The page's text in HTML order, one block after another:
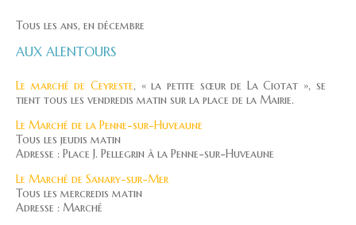
Tous les ans, en décembre
AUX ALENTOURS
Le marché de Ceyreste, « la petite sœur de La Ciotat », se
tient tous les vendredis matin sur la place de la Mairie.
Le Marché de la Penne-sur-Huveaune
Tous les jeudis matin
Adresse : Place J. Pellegrin à la Penne-sur-Huveaune
Le Marché de Sanary-sur-Mer
Tous les mercredis matin
Adresse : Marché